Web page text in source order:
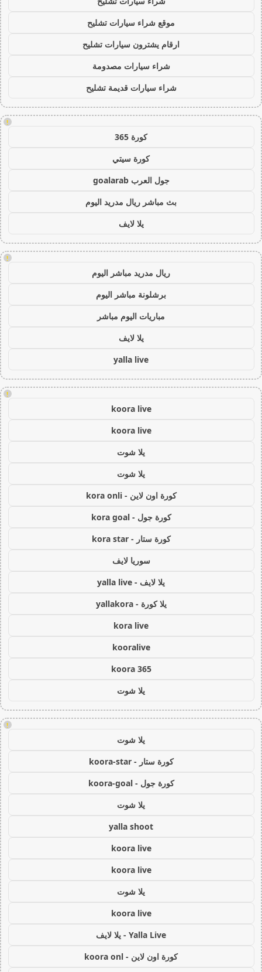
موقع شراء سيارات تشليح
ارقام يشترون سيارات تشليح
شراء سيارات مصدومة
شراء سيارات قديمة تشليح
!
كورة 365
كورة سيتي
جول العرب goalarab
بث مباشر ريال مدريد اليوم
يلا لايف
!
ريال مدريد مباشر اليوم
برشلونة مباشر اليوم
مباريات اليوم مباشر
يلا لايف
yalla live
!
koora live
koora live
يلا شوت
يلا شوت
كورة اون لاين - kora onli
كورة جول - kora goal
كورة ستار - kora star
سوريا لايف
يلا لايف - yalla live
يلا كورة - yallakora
kora live
kooralive
koora 365
يلا شوت
!
يلا شوت
كورة ستار - koora-star
كورة جول - koora-goal
يلا شوت
yalla shoot
koora live
koora live
يلا شوت
koora live
Yalla Live - يلا لايف
كورة اون لاين - koora onl